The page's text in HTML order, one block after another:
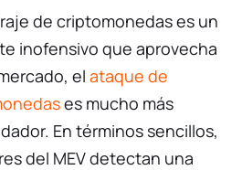
de criptomonedas es un
inofensivo que aprovecha
el ataque de
es mucho más
En términos sencillos,
del MEV detectan una